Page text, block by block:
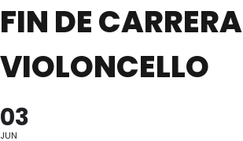
FIN DE CARRERA
VIOLONCELLO
03
JUN